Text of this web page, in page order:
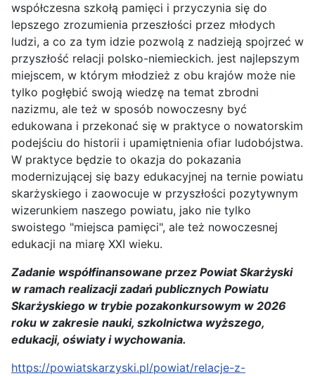
współczesna szkołą pamięci i przyczynia się do
lepszego zrozumienia przeszłości przez młodych
ludzi, a co za tym idzie pozwolą z nadzieją spojrzeć w
przyszłość relacji polsko-niemieckich. jest najlepszym
miejscem, w którym młodzież z obu krajów może nie
tylko pogłębić swoją wiedzę na temat zbrodni
nazizmu, ale też w sposób nowoczesny być
edukowana i przekonać się w praktyce o nowatorskim
podejściu do historii i upamiętnienia ofiar ludobójstwa.
W praktyce będzie to okazja do pokazania
modernizującej się bazy edukacyjnej na ternie powiatu
skarżyskiego i zaowocuje w przyszłości pozytywnym
wizerunkiem naszego powiatu, jako nie tylko
swoistego "miejsca pamięci", ale też nowoczesnej
edukacji na miarę XXI wieku.
Zadanie współfinansowane przez Powiat Skarżyski
w ramach realizacji zadań publicznych Powiatu
Skarżyskiego w trybie pozakonkursowym w 2026
roku w zakresie nauki, szkolnictwa wyższego,
edukacji, oświaty i wychowania.
https://powiatskarzyski.pl/powiat/relacje-z-